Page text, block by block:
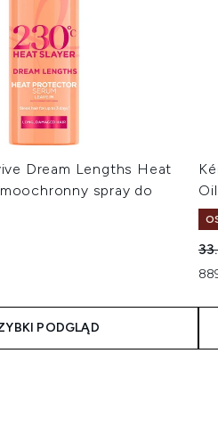
Dream Lengths Heat
spray do
detaliczna:
PODGLĄD